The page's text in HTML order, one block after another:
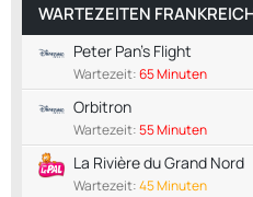
WARTEZEITEN
Peter Pan's Flight
Wartezeit:65 Minuten
Orbitron
Wartezeit:55 Minuten
La Rivière du Grand Nord
Wartezeit:45 Minuten